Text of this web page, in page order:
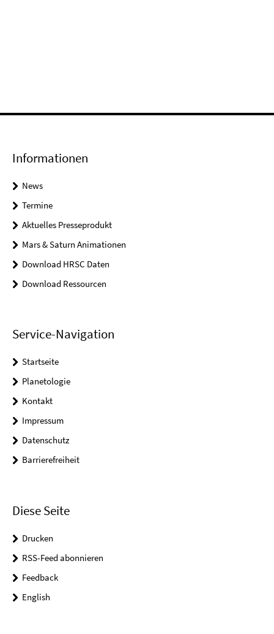
Informationen
News
Termine
Aktuelles Presseprodukt
Mars & Saturn Animationen
Download HRSC Daten
Download Ressourcen
Service-Navigation
Startseite
Planetologie
Kontakt
Impressum
Datenschutz
Barrierefreiheit
Diese Seite
Drucken
RSS-Feed abonnieren
Feedback
English